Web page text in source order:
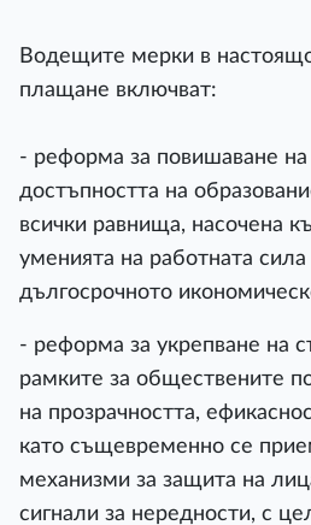
Водещите мерки в
плащане включват:
- реформа за повишаване на
достъпността на
всички равнища, насочена
уменията на работната
дългосрочното
- реформа за укрепване на
рамките за обществените
на прозрачността,
като същевременно се
механизми за защита на
сигнали за нередности, с